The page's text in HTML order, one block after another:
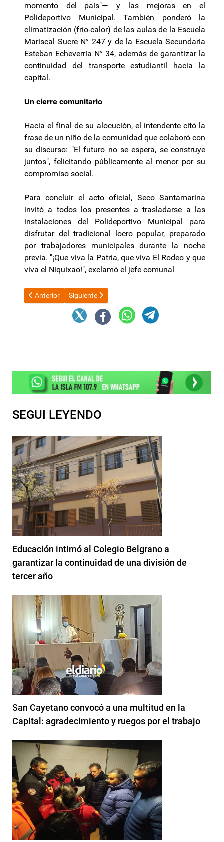
momento del país"— y las mejoras en el
Polideportivo Municipal. También ponderó la
climatización (frío-calor) de las aulas de la Escuela
Mariscal Sucre N° 247 y de la Escuela Secundaria
Esteban Echeverría N° 34, además de garantizar la
continuidad del transporte estudiantil hacia la
capital.
Un cierre comunitario
Hacia el final de su alocución, el intendente citó la
frase de un niño de la comunidad que colaboró con
su discurso: "El futuro no se espera, se construye
juntos", felicitando públicamente al menor por su
compromiso social.
Para concluir el acto oficial, Seco Santamarina
invitó a todos los presentes a trasladarse a las
instalaciones del Polideportivo Municipal para
disfrutar del tradicional locro popular, preparado
por trabajadores municipales durante la noche
previa. "¡Que viva la Patria, que viva El Rodeo y que
viva el Niquixao!", exclamó el jefe comunal
Artículo anterior: “La Patria se hace desde la casa y las
Anterior Artículo siguiente: Nueva fiscal municipal en Fray
Siguiente
SEGUI LEYENDO
Educación intimó al Colegio Belgrano a
garantizar la continuidad de una división de
tercer año
San Cayetano convocó a una multitud en la
Capital: agradecimiento y ruegos por el trabajo